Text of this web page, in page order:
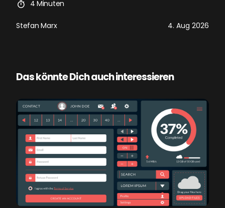
4 Minuten
Stefan Marx 4. Aug 2026
Das könnte Dich auch interessieren